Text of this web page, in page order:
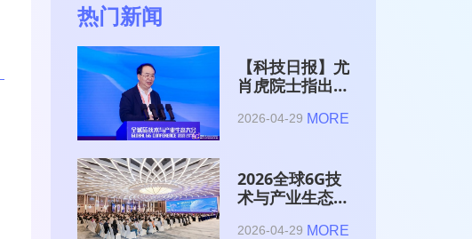
热门新闻
【科技日报】尤
肖虎院士指出
是赋能AI的发
2026-04-29 MORE
2026全球6G技
术与产业生态大
2026-04-29 MORE